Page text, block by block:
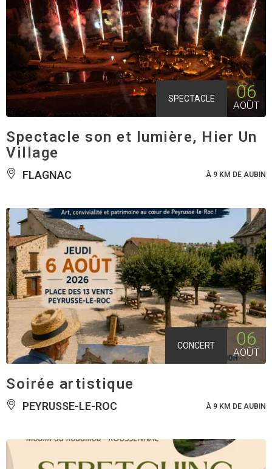
SPECTACLE 06
AOÛT
Spectacle son et lumière, Hier Un
Village
FLAGNAC À 9 KM DE AUBIN
CONCERT 06
AOÛT
Soirée artistique
PEYRUSSE-LE-ROC À 9 KM DE AUBIN